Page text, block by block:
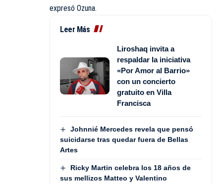
expresó Ozuna.
Leer Más
Liroshaq invita a
respaldar la iniciativa
«Por Amor al Barrio»
con un concierto
gratuito en Villa
Francisca
Johnnié Mercedes revela que pensó
suicidarse tras quedar fuera de Bellas
Artes
Ricky Martin celebra los 18 años de
sus mellizos Matteo y Valentino